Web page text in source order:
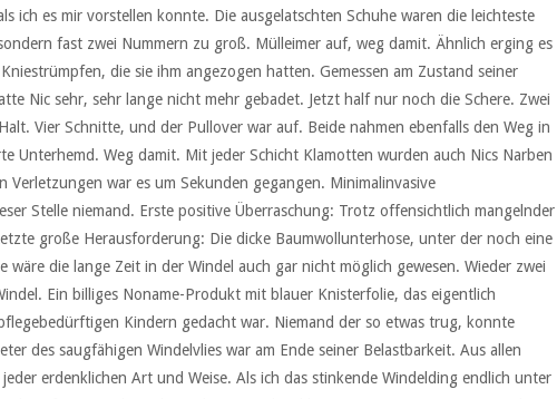
ich es mir vorstellen konnte. Die ausgelatschten Schuhe waren die leichteste
fast zwei Nummern zu groß. Mülleimer auf, weg damit. Ähnlich erging es
die sie ihm angezogen hatten. Gemessen am Zustand seiner
Nic sehr, sehr lange nicht mehr gebadet. Jetzt half nur noch die Schere. Zwei
Vier Schnitte, und der Pullover war auf. Beide nahmen ebenfalls den Weg in
Unterhemd. Weg damit. Mit jeder Schicht Klamotten wurden auch Nics Narben
Verletzungen war es um Sekunden gegangen. Minimalinvasive
Stelle niemand. Erste positive Überraschung: Trotz offensichtlich mangelnder
große Herausforderung: Die dicke Baumwollunterhose, unter der noch eine
wäre die lange Zeit in der Windel auch gar nicht möglich gewesen. Wieder zwei
Ein billiges Noname-Produkt mit blauer Knisterfolie, das eigentlich
Kindern gedacht war. Niemand der so etwas trug, konnte
des saugfähigen Windelvlies war am Ende seiner Belastbarkeit. Aus allen
erdenklichen Art und Weise. Als ich das stinkende Windelding endlich unter